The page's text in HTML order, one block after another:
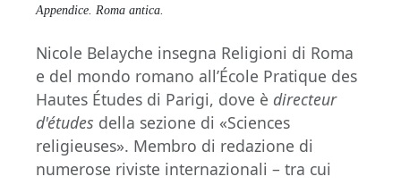
Appendice. Roma antica.
Nicole Belayche insegna Religioni di Roma
e del mondo romano all’École Pratique des
Hautes Études di Parigi, dove è directeur
d'études della sezione di «Sciences
religieuses». Membro di redazione di
numerose riviste internazionali – tra cui